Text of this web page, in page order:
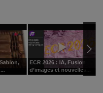
ECR 2026 : IA, Fusion
d’images et nouvelles...